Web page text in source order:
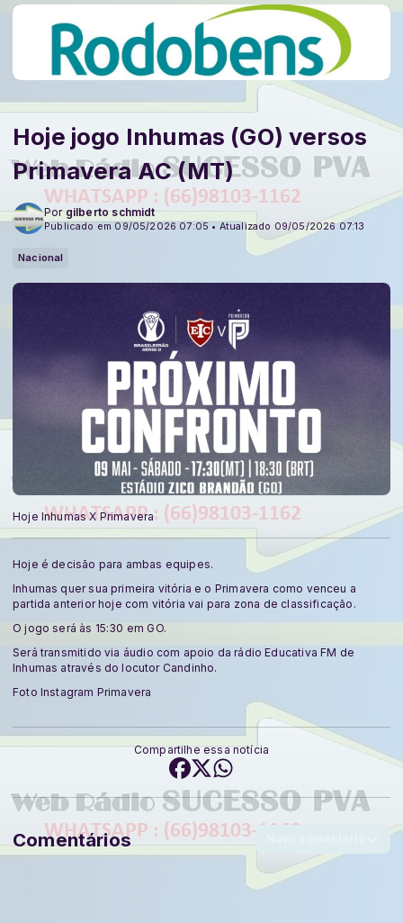
Hoje jogo Inhumas (GO) versos
Primavera AC (MT)
Porgilberto schmidt
Publicado em 09/05/2026 07:05 • Atualizado 09/05/2026 07:13
Nacional
Hoje Inhumas X Primavera
Hoje é decisão para ambas equipes.
Inhumas quer sua primeira vitória e o Primavera como venceu a
partida anterior hoje com vitória vai para zona de classificação.
O jogo será às 15:30 em GO.
Será transmitido via áudio com apoio da rádio Educativa FM de
Inhumas através do locutor Candinho.
Foto Instagram Primavera
Compartilhe essa notícia
Comentários